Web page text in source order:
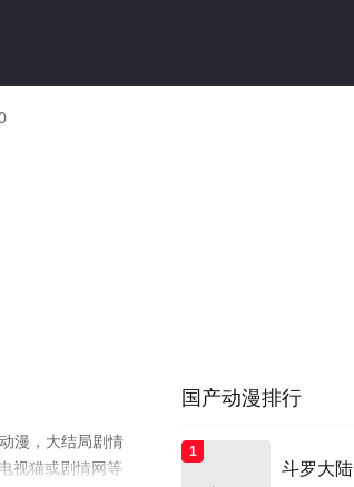
漫，大结局剧情
视猫或剧情网等
国产动漫排行
1
斗罗大陆